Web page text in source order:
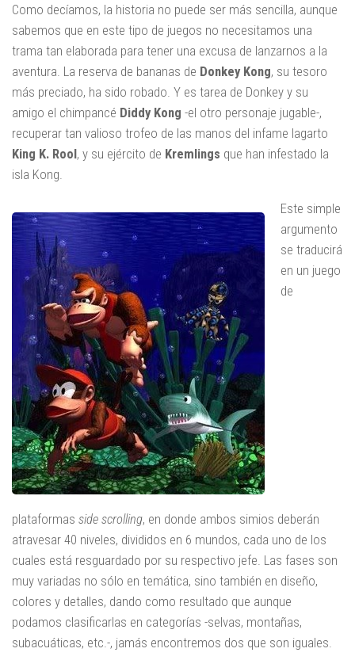
Como decíamos, la historia no puede ser más sencilla, aunque
sabemos que en este tipo de juegos no necesitamos una
trama tan elaborada para tener una excusa de lanzarnos a la
aventura. La reserva de bananas de Donkey Kong, su tesoro
más preciado, ha sido robado. Y es tarea de Donkey y su
amigo el chimpancé Diddy Kong -el otro personaje jugable-,
recuperar tan valioso trofeo de las manos del infame lagarto
King K. Rool, y su ejército de Kremlings que han infestado la
isla Kong.
Este simple
argumento
se traducirá
en un juego
de
plataformas side scrolling, en donde ambos simios deberán
atravesar 40 niveles, divididos en 6 mundos, cada uno de los
cuales está resguardado por su respectivo jefe. Las fases son
muy variadas no sólo en temática, sino también en diseño,
colores y detalles, dando como resultado que aunque
podamos clasificarlas en categorías -selvas, montañas,
subacuáticas, etc.-, jamás encontremos dos que son iguales.